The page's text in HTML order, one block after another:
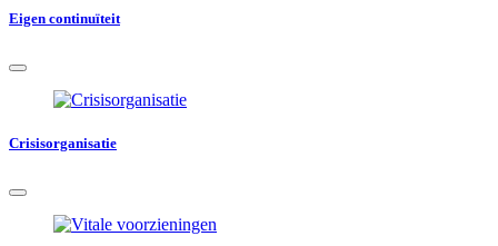
Eigen continuïteit
Crisisorganisatie